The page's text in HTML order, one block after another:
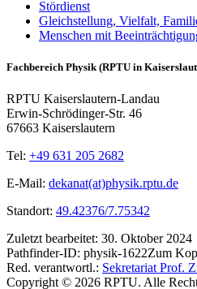
Stördienst
Gleichstellung, Vielfalt,
Menschen mit
Fachbereich Physik (RPTU in
RPTU Kaiserslautern-Landau
Erwin-Schrödinger-Str. 46
67663 Kaiserslautern
Tel: +49 631 205 2682
E-Mail: dekanat(at)physik.rptu.de
Standort: 49.42376/7.75342
Zuletzt bearbeitet: 30. Oktober 2024
Pathfinder-ID: physik-1622Zum
Red. verantwortl.: Sekretariat Prof.
Copyright © 2026 RPTU. Alle